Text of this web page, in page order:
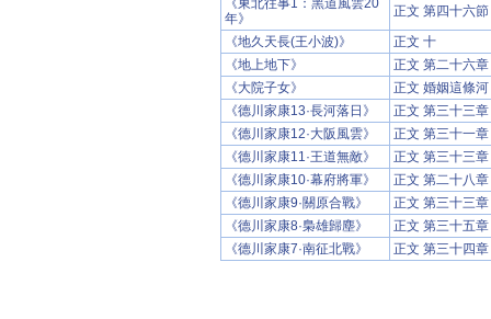
《東北往事1：黑道風雲20
年》
正文 第四十六
《地久天長(王小波)》
正文 十
《地上地下》
正文 第二十六
《大院子女》
正文 婚姻這條河
《德川家康13·長河落日》
正文 第三十三
《德川家康12·大阪風雲》
正文 第三十一
《德川家康11·王道無敵》
正文 第三十三
《德川家康10·幕府將軍》
正文 第二十八
《德川家康9·關原合戰》
正文 第三十三
《德川家康8·梟雄歸塵》
正文 第三十五
《德川家康7·南征北戰》
正文 第三十四